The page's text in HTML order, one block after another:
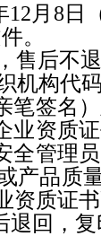
12 月 8 日
。
售后不退
构代
签名
资质
管理
品质量
质证书
回，复